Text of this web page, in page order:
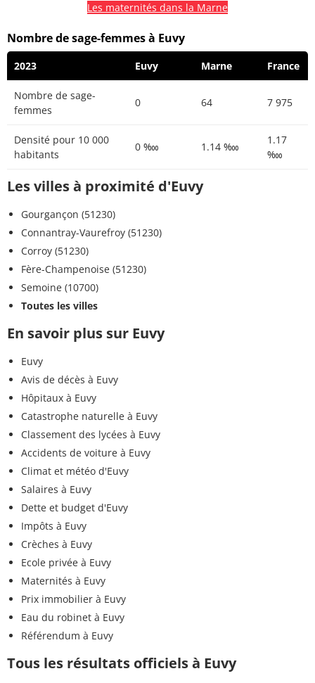
Les maternités dans la Marne
Nombre de sage-femmes à Euvy
2023 Euvy Marne France
Nombre de sage-
femmes
0 64 7 975
Densité pour 10 000
habitants
0 ‱ 1.14 ‱
1.17
‱
Les villes à proximité d'Euvy
Gourgançon (51230)
Connantray-Vaurefroy (51230)
Corroy (51230)
Fère-Champenoise (51230)
Semoine (10700)
Toutes les villes
En savoir plus sur Euvy
Euvy
Avis de décès à Euvy
Hôpitaux à Euvy
Catastrophe naturelle à Euvy
Classement des lycées à Euvy
Accidents de voiture à Euvy
Climat et météo d'Euvy
Salaires à Euvy
Dette et budget d'Euvy
Impôts à Euvy
Crèches à Euvy
Ecole privée à Euvy
Maternités à Euvy
Prix immobilier à Euvy
Eau du robinet à Euvy
Référendum à Euvy
Tous les résultats officiels à Euvy